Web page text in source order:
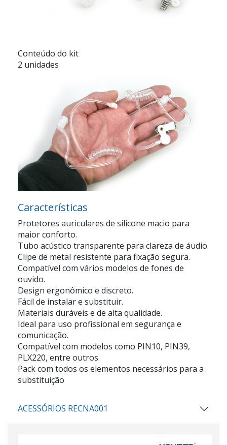
Conteúdo do kit
2 unidades
Características
Protetores auriculares de silicone macio para
maior conforto.
Tubo acústico transparente para clareza de áudio.
Clipe de metal resistente para fixação segura.
Compatível com vários modelos de fones de
ouvido.
Design ergonômico e discreto.
Fácil de instalar e substituir.
Materiais duráveis e de alta qualidade.
Ideal para uso profissional em segurança e
comunicação.
Compatível com modelos como PIN10, PIN39,
PLX220, entre outros.
Pack com todos os elementos necessários para a
substituição
ACESSÓRIOS RECNA001